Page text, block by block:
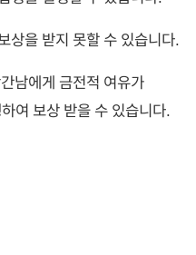
상을 받지 못할 수 있습니다.
남에게 금전적 여유가
여 보상 받을 수 있습니다.